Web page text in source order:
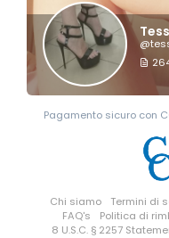
Pagamento sicuro con
Chi siamo Termini di
FAQ's
Politica di
8 U.S.C. § 2257